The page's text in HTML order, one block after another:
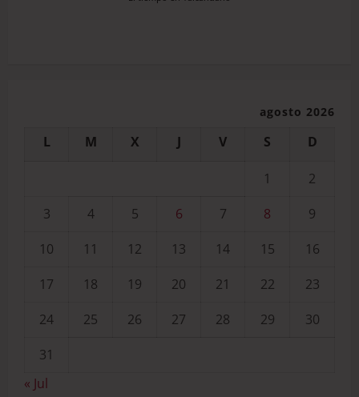
agosto 2026
L M X J V S D
1
2
3
4 5 6 7 8
9
10
11 12 13 14 15
16
17
18 19 20 21 22
23
24
25 26 27 28 29
30
31
« Jul